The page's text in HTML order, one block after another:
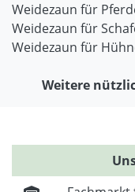
Weidezaun für
Weidezaun für
Weidezaun für
Weitere